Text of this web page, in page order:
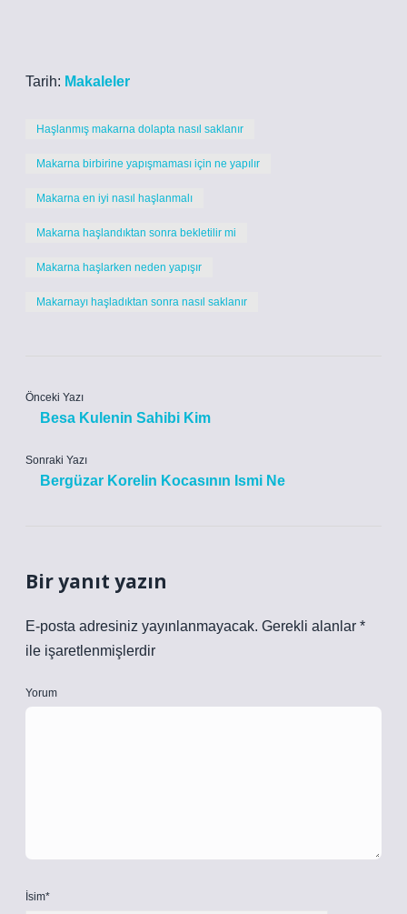
Tarih: Makaleler
Haşlanmış makarna dolapta nasıl saklanır
Makarna birbirine yapışmaması için ne yapılır
Makarna en iyi nasıl haşlanmalı
Makarna haşlandıktan sonra bekletilir mi
Makarna haşlarken neden yapışır
Makarnayı haşladıktan sonra nasıl saklanır
Önceki Yazı
Besa Kulenin Sahibi Kim
Sonraki Yazı
Bergüzar Korelin Kocasının Ismi Ne
Bir yanıt yazın
E-posta adresiniz yayınlanmayacak. Gerekli alanlar *
ile işaretlenmişlerdir
Yorum
İsim*